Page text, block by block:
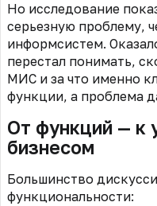
Но исследование
серьезную проблему,
информсистем.
перестал понимать,
МИС и за что именно
функции, а проблема
От функций — к
бизнесом
Большинство
функциональности: